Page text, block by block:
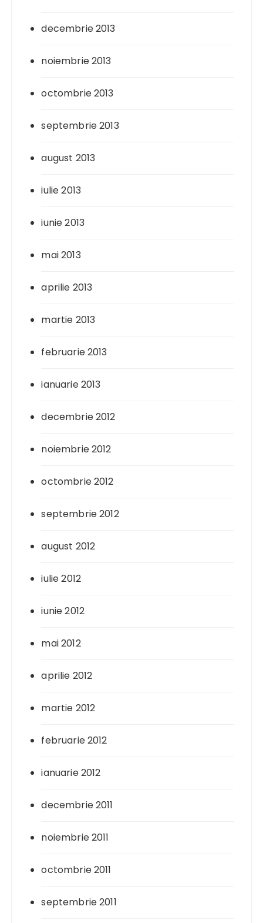
decembrie 2013
noiembrie 2013
octombrie 2013
septembrie 2013
august 2013
iulie 2013
iunie 2013
mai 2013
aprilie 2013
martie 2013
februarie 2013
ianuarie 2013
decembrie 2012
noiembrie 2012
octombrie 2012
septembrie 2012
august 2012
iulie 2012
iunie 2012
mai 2012
aprilie 2012
martie 2012
februarie 2012
ianuarie 2012
decembrie 2011
noiembrie 2011
octombrie 2011
septembrie 2011